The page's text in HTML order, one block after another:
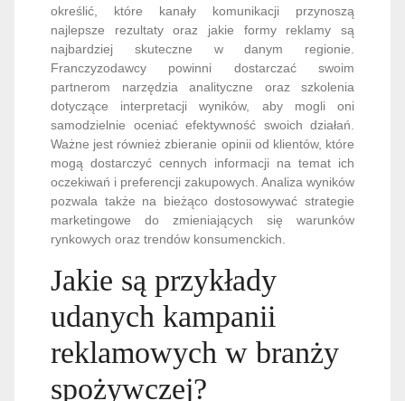
określić, które kanały komunikacji przynoszą
najlepsze rezultaty oraz jakie formy reklamy są
najbardziej skuteczne w danym regionie.
Franczyzodawcy powinni dostarczać swoim
partnerom narzędzia analityczne oraz szkolenia
dotyczące interpretacji wyników, aby mogli oni
samodzielnie oceniać efektywność swoich działań.
Ważne jest również zbieranie opinii od klientów, które
mogą dostarczyć cennych informacji na temat ich
oczekiwań i preferencji zakupowych. Analiza wyników
pozwala także na bieżąco dostosowywać strategie
marketingowe do zmieniających się warunków
rynkowych oraz trendów konsumenckich.
Jakie są przykłady
udanych kampanii
reklamowych w branży
spożywczej?